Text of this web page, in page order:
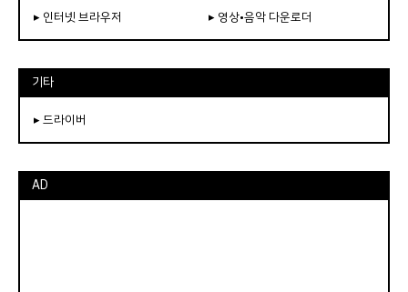
▸ 인터넷 브라우저 ▸ 영상•음악 다운로더
기타
▸ 드라이버
AD